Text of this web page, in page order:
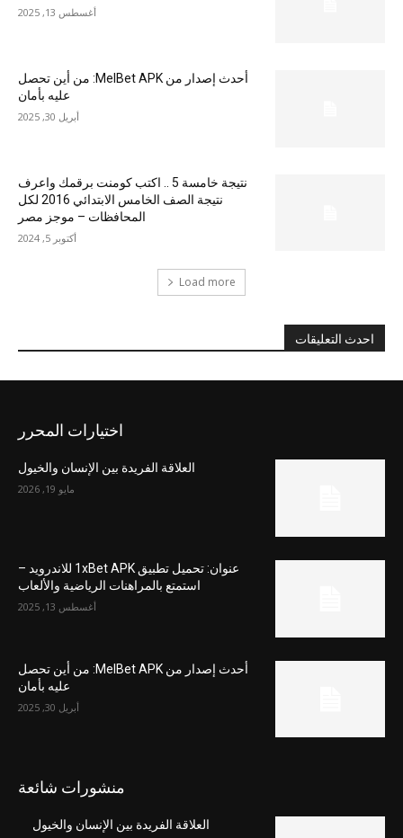
أغسطس 13, 2025
أحدث إصدار من MelBet APK: من أين تحصل
عليه بأمان
أبريل 30, 2025
نتيجة خامسة 5 .. اكتب كومنت برقمك واعرف
نتيجة الصف الخامس الابتدائي 2016 لكل
المحافظات – موجز مصر
أكتوبر 5, 2024
Load more
احدث التعليقات
اختيارات المحرر
العلاقة الفريدة بين الإنسان والخيول
مايو 19, 2026
عنوان: تحميل تطبيق 1xBet APK للاندرويد –
استمتع بالمراهنات الرياضية والألعاب
أغسطس 13, 2025
أحدث إصدار من MelBet APK: من أين تحصل
عليه بأمان
أبريل 30, 2025
منشورات شائعة
العلاقة الفريدة بين الإنسان والخيول